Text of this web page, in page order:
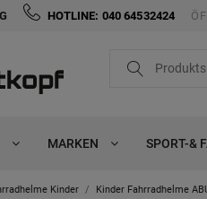
HOTLINE: 040 64532424
MARKEN SPORT-&
Kinder Kinder Fahrradhelme